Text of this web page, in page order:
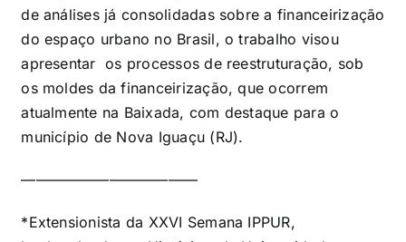
de análises já consolidadas sobre a financeirização
do espaço urbano no Brasil, o trabalho visou
apresentar os processos de reestruturação, sob
os moldes da financeirização, que ocorrem
atualmente na Baixada, com destaque para o
município de Nova Iguaçu (RJ).
————————————
*Extensionista da XXVI Semana IPPUR,